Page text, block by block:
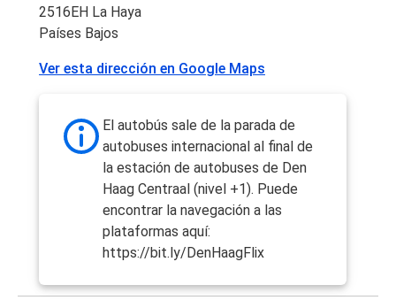
2516EH La Haya
Países Bajos
Ver esta dirección en Google Maps
El autobús sale de la parada de
autobuses internacional al final de
la estación de autobuses de Den
Haag Centraal (nivel +1). Puede
encontrar la navegación a las
plataformas aquí:
https://bit.ly/DenHaagFlix